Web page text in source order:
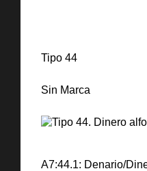
Tipo 44
Sin Marca
A7:44.1: Denario/